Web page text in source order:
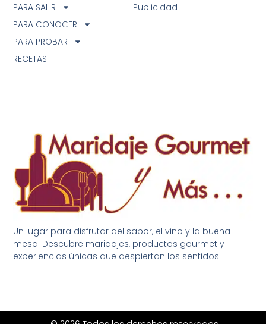
Un lugar para disfrutar del sabor, el vino y la buena
mesa. Descubre maridajes, productos gourmet y
experiencias únicas que despiertan los sentidos.
Publicidad
PARA SALIR
PARA CONOCER
PARA PROBAR
RECETAS